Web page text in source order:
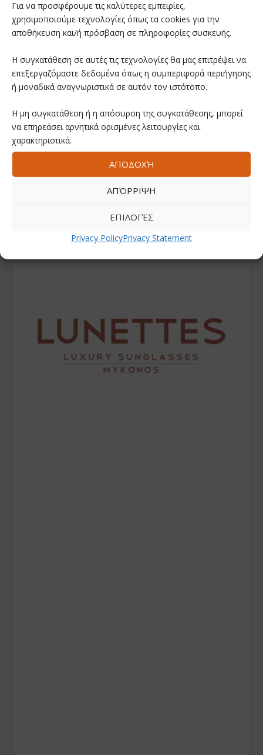
Για να προσφέρουμε τις καλύτερες εμπειρίες,
χρησιμοποιούμε τεχνολογίες όπως τα cookies για την
αποθήκευση και/ή πρόσβαση σε πληροφορίες συσκευής.
Η συγκατάθεση σε αυτές τις τεχνολογίες θα μας επιτρέψει να
επεξεργαζόμαστε δεδομένα όπως η συμπεριφορά περιήγησης
ή μοναδικά αναγνωριστικά σε αυτόν τον ιστότοπο.
Η μη συγκατάθεση ή η απόσυρση της συγκατάθεσης, μπορεί
να επηρεάσει αρνητικά ορισμένες λειτουργίες και
χαρακτηριστικά.
ΑΠΟΔΟΧΉ
ΑΠΌΡΡΙΨΗ
ΕΠΙΛΟΓΈΣ
Privacy PolicyPrivacy Statement